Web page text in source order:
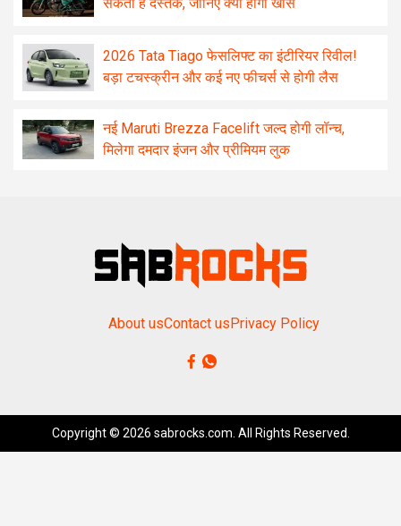
2026 Tata Tiago फेसलिफ्ट का इंटीरियर रिवील!
बड़ा टचस्क्रीन और कई नए फीचर्स से होगी लैस
नई Maruti Brezza Facelift जल्द होगी लॉन्च,
मिलेगा दमदार इंजन और प्रीमियम लुक
About usContact usPrivacy Policy
Copyright © 2026 sabrocks.com. All Rights Reserved.